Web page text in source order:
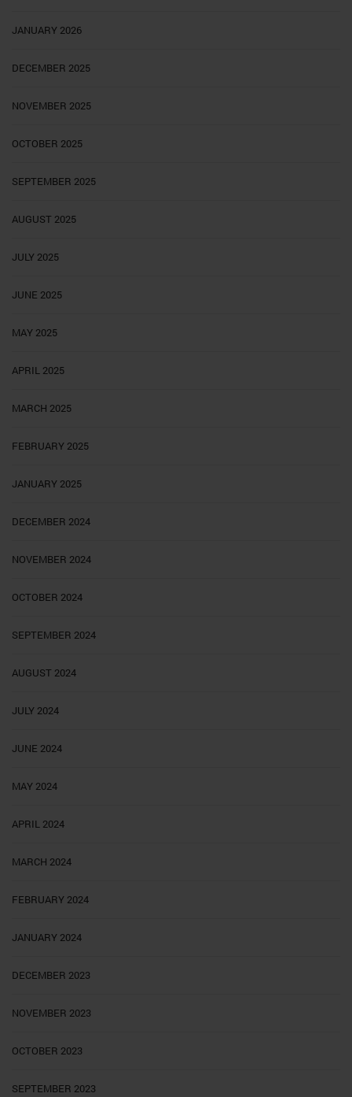
JANUARY 2026
DECEMBER 2025
NOVEMBER 2025
OCTOBER 2025
SEPTEMBER 2025
AUGUST 2025
JULY 2025
JUNE 2025
MAY 2025
APRIL 2025
MARCH 2025
FEBRUARY 2025
JANUARY 2025
DECEMBER 2024
NOVEMBER 2024
OCTOBER 2024
SEPTEMBER 2024
AUGUST 2024
JULY 2024
JUNE 2024
MAY 2024
APRIL 2024
MARCH 2024
FEBRUARY 2024
JANUARY 2024
DECEMBER 2023
NOVEMBER 2023
OCTOBER 2023
SEPTEMBER 2023